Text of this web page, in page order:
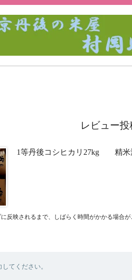
レビュー投
1等丹後コシヒカリ27kg 精米
反映されるまで、しばらく時間がかかる場合が
てください。